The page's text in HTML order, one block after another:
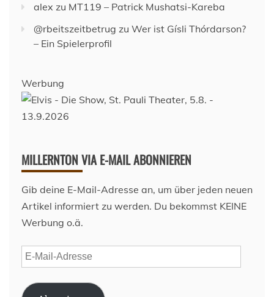
alex zu MT119 – Patrick Mushatsi-Kareba
@rbeitszeitbetrug zu Wer ist Gísli Thórdarson?
– Ein Spielerprofil
Werbung
MILLERNTON VIA E-MAIL ABONNIEREN
Gib deine E-Mail-Adresse an, um über jeden neuen
Artikel informiert zu werden. Du bekommst KEINE
Werbung o.ä.
E-
Mail-
Adresse